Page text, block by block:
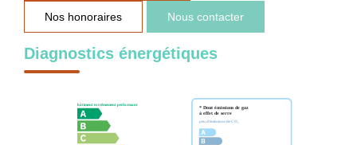
Nos honoraires Nous contacter
Diagnostics énergétiques